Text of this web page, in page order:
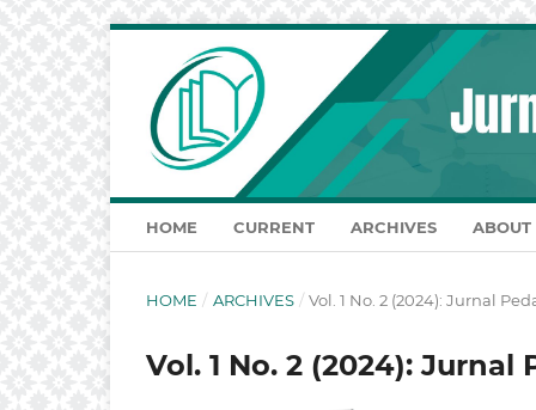
HOME CURRENT ARCHIVES ABOUT
HOME / ARCHIVES / Vol. 1 No. 2 (2024): Jurnal
Vol. 1 No. 2 (2024):